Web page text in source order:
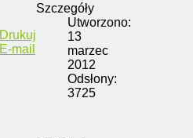
Drukuj
E-mail
Szczegóły
Utworzono:
13
marzec
2012
Odsłony:
3725